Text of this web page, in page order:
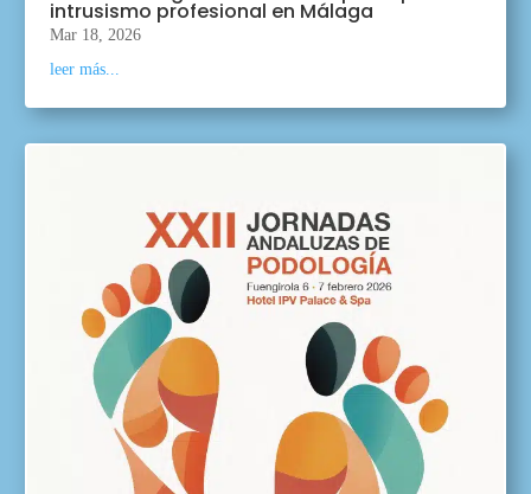
intrusismo profesional en Málaga
Mar 18, 2026
leer más...